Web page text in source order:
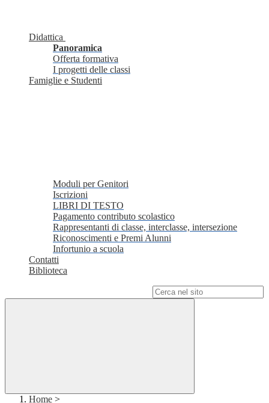
Didattica
Panoramica
Offerta formativa
I progetti delle classi
Famiglie e Studenti
Moduli per Genitori
Iscrizioni
LIBRI DI TESTO
Pagamento contributo scolastico
Rappresentanti di classe, interclasse, intersezione
Riconoscimenti e Premi Alunni
Infortunio a scuola
Contatti
Biblioteca
Home >